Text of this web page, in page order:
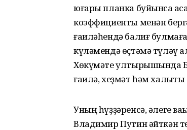
юғары планка буйынса
коэффициенты менән
ғаиләһендә балиғ
күләмендә өҫтәмә түләү
Хөкүмәте ултырышында
ғаилә, хеҙмәт һәм
Уның һүҙҙәренсә, әлеге
Владимир Путин әйткән